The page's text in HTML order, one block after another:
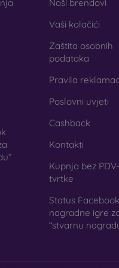
koristiti izaštitne
Koriste se uglavnom
svojoj maloj debljini,
pružaju dovoljnu razinu
vrstu zaštitnog stakla,
FOON
pronaći ćete
Naši brendovi
Vaši kolačići
Zaštita osobnih
podataka
Pravila
Poslovni uvjeti
Cashback
Kontakti
Kupnja bez
tvrtke
Status Facebook
nagradne igre
“stvarnu